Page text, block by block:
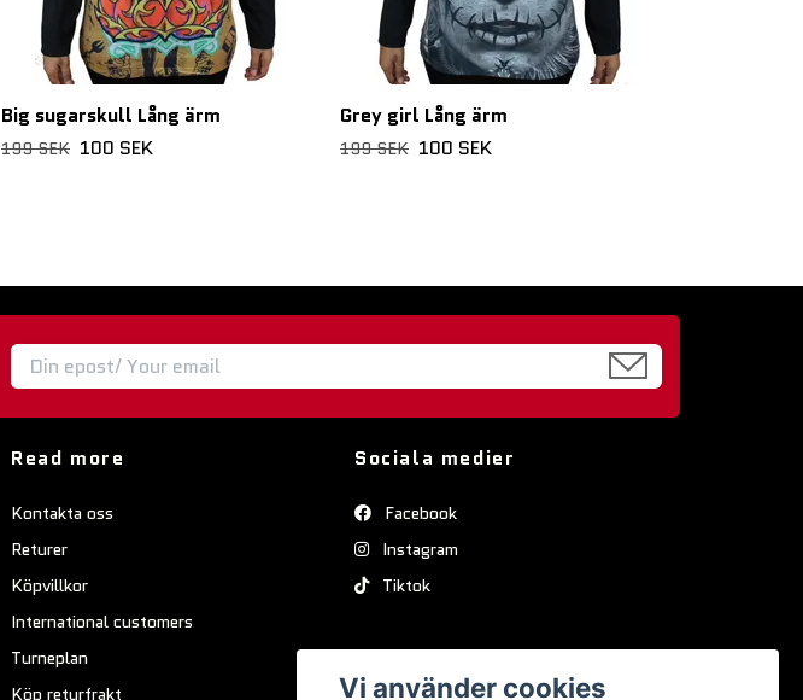
Big sugarskull Lång ärm
199 SEK 100 SEK
Grey girl Lång ärm
199 SEK 100 SEK
Read more
Kontakta oss
Returer
Köpvillkor
International customers
Turneplan
Köp returfrakt
Sociala medier
Facebook
Instagram
Tiktok
Vi använder cookies